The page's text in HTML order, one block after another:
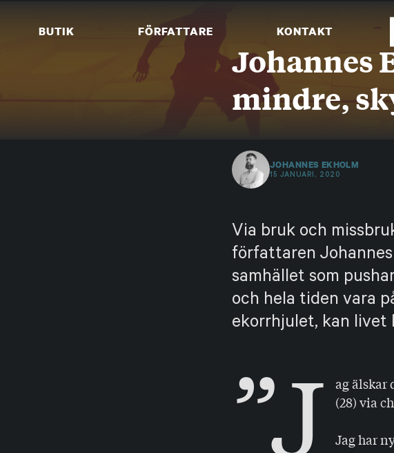
BUTIK FÖRFATTARE KONTAKT
Johannes
mindre,
JOHANNES EKHOLM
15 JANUARI, 2020
Via bruk och
författaren
samhället som
och hela tiden vara
ekorrhjulet, kan livet
”J ag älskar
(28) via
Jag har